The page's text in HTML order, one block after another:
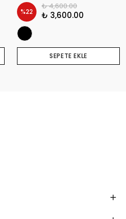
%22
₺ 4,600.00
₺ 3,600.00
SEPETE EKLE